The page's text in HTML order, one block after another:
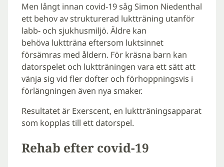
Men långt innan covid-19 såg Simon Niedenthal
ett behov av strukturerad luktträning utanför
labb- och sjukhusmiljö. Äldre kan
behöva luktträna eftersom luktsinnet
försämras med åldern. För kräsna barn kan
datorspelet och luktträningen vara ett sätt att
vänja sig vid fler dofter och förhoppningsvis i
förlängningen även nya smaker.
Resultatet är Exerscent, en luktträningsapparat
som kopplas till ett datorspel.
Rehab efter covid-19